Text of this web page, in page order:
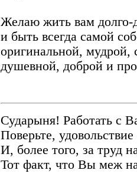
Желаю жить вам долго-
и быть всегда самой
оригинальной, мудрой,
душевной, доброй и
Сударыня! Работать с
Поверьте,
И, более того, за труд
Тот факт, что Вы меж